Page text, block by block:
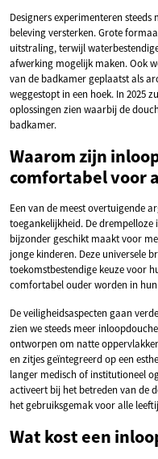
Designers experimenteren
beleving versterken. Grote
uitstraling, terwijl
afwerking mogelijk maken. Ook
van de badkamer geplaatst als
weggestopt in een hoek. In 2025
oplossingen zien waarbij de
badkamer.
Waarom zijn
comfortabel voor
Een van de meest overtuigende
toegankelijkheid. De
bijzonder geschikt maakt voor
jonge kinderen. Deze universele
toekomstbestendige keuze voor
comfortabel ouder worden in
De veiligheidsaspecten gaan
zien we steeds meer
ontworpen om natte
en zitjes geïntegreerd op een
langer medisch of institutioneel
activeert bij het betreden van de
het gebruiksgemak voor alle
Wat kost een